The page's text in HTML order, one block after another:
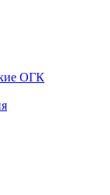
ОГК